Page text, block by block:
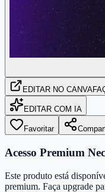
EDITAR NO CANVA
EDITAR COM IA
Favoritar
Acesso Premium
Este produto está
premium. Faça upgrade